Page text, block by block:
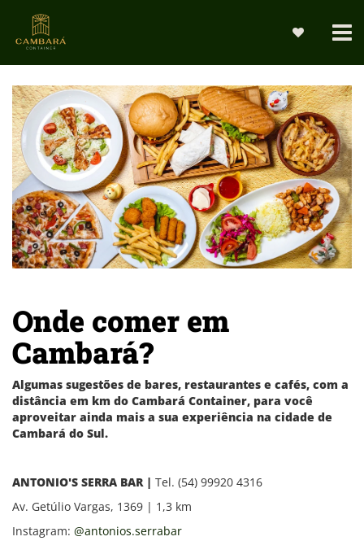
Onde comer em
Cambará?
Algumas sugestões de bares, restaurantes e cafés, com a
distância em km do Cambará Container, para você
aproveitar ainda mais a sua experiência na cidade de
Cambará do Sul.
ANTONIO'S SERRA BAR | Tel. (54) 99920 4316
Av. Getúlio Vargas, 1369 | 1,3 km
Instagram: @antonios.serrabar